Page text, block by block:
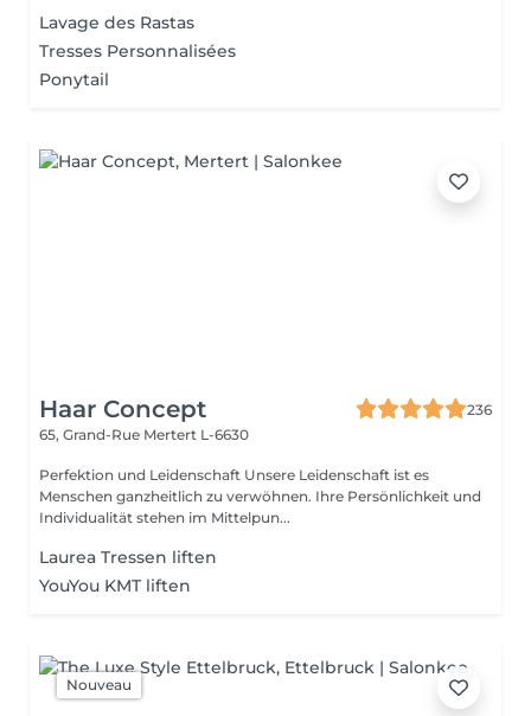
Lavage des Rastas
Tresses Personnalisées
Ponytail
Haar Concept
236
65, Grand-Rue Mertert L-6630
Perfektion und Leidenschaft Unsere Leidenschaft ist es
Menschen ganzheitlich zu verwöhnen. Ihre Persönlichkeit und
Individualität stehen im Mittelpun...
Laurea Tressen liften
YouYou KMT liften
Nouveau